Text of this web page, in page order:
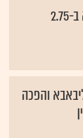
סין קנסה את עליבאבא ב-2.75
והפכה